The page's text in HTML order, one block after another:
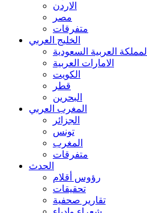
الاردن
مصر
متفرقات
الخليج العربي
المملكة العربية السعودية
الامارات العربية
الكويت
قطر
البحرين
المغرب العربي
الجزائر
تونس
المغرب
متفرقات
الحدث
رؤوس أقلام
تحقيقات
تقارير صحفية